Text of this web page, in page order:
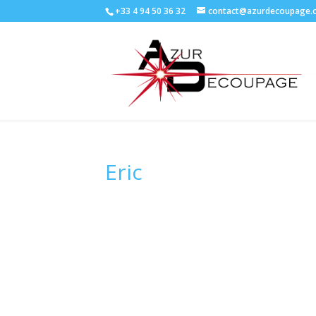
+33 4 94 50 36 32
Eric